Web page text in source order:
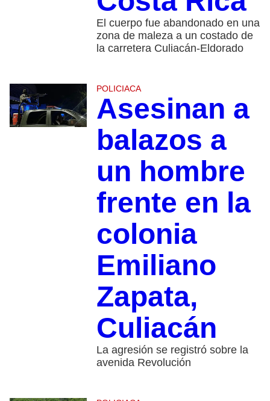
El cuerpo fue abandonado en una
zona de maleza a un costado de
la carretera Culiacán-Eldorado
POLICIACA
Asesinan a
balazos a
un hombre
frente en la
colonia
Emiliano
Zapata,
Culiacán
La agresión se registró sobre la
avenida Revolución